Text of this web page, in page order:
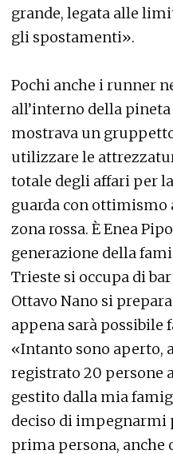
grande, legata alle
gli spostamenti».
Pochi anche i runner
all’interno della
mostrava un
utilizzare le
totale degli affari per
guarda con ottimismo
zona rossa. È Enea
generazione della
Trieste si occupa di
Ottavo Nano si
appena sarà possibile
«Intanto sono aperto,
registrato 20 persone
gestito dalla mia
deciso di
prima persona, anche